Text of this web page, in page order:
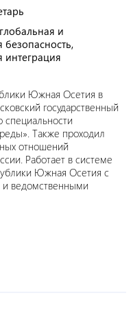
и
безопасность,
интеграция
Южная Осетия в
государственный
специальности
Также проходил
отношений
Работает в системе
Южная Осетия с
ведомственными